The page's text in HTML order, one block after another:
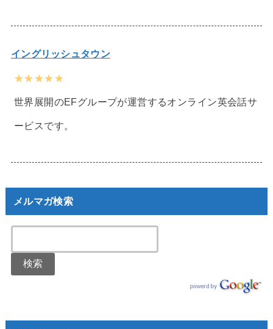
イングリッシュタウン
★★★★★
世界展開のEFグループが運営するオンライン英会話サ
ービスです。
メルマガ検索